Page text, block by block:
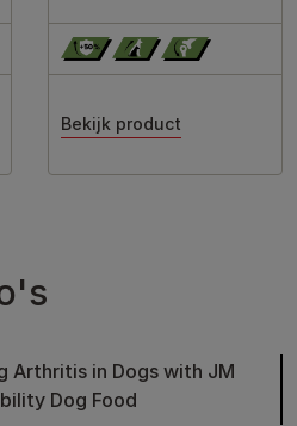
Bekijk product
Arthritis in Dogs with JM
Dog Food